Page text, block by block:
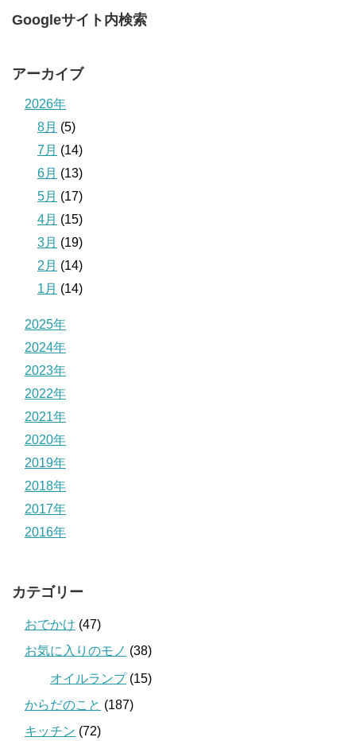
Googleサイト内検索
アーカイブ
2026年
8月 (5)
7月 (14)
6月 (13)
5月 (17)
4月 (15)
3月 (19)
2月 (14)
1月 (14)
2025年
2024年
2023年
2022年
2021年
2020年
2019年
2018年
2017年
2016年
カテゴリー
おでかけ (47)
お気に入りのモノ (38)
オイルランプ(15)
からだのこと (187)
キッチン (72)